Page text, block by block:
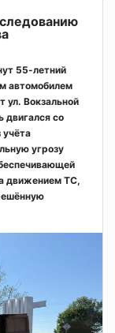
55-летний
автомобилем
ул. Вокзальной
двигался со
учёта
угрозу
движением ТС,